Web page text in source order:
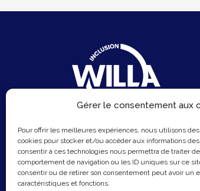
Gérer le consentement aux
Pour offrir les meilleures expériences, nous utilisons
cookies pour stocker et/ou accéder aux informations
consentir à ces technologies nous permettra de traiter
comportement de navigation ou les ID uniques sur ce
consentir ou de retirer son consentement peut avoir un
caractéristiques et fonctions.
6 Rue du Sentier
75002 Paris
Email :contact@hellowilla.co